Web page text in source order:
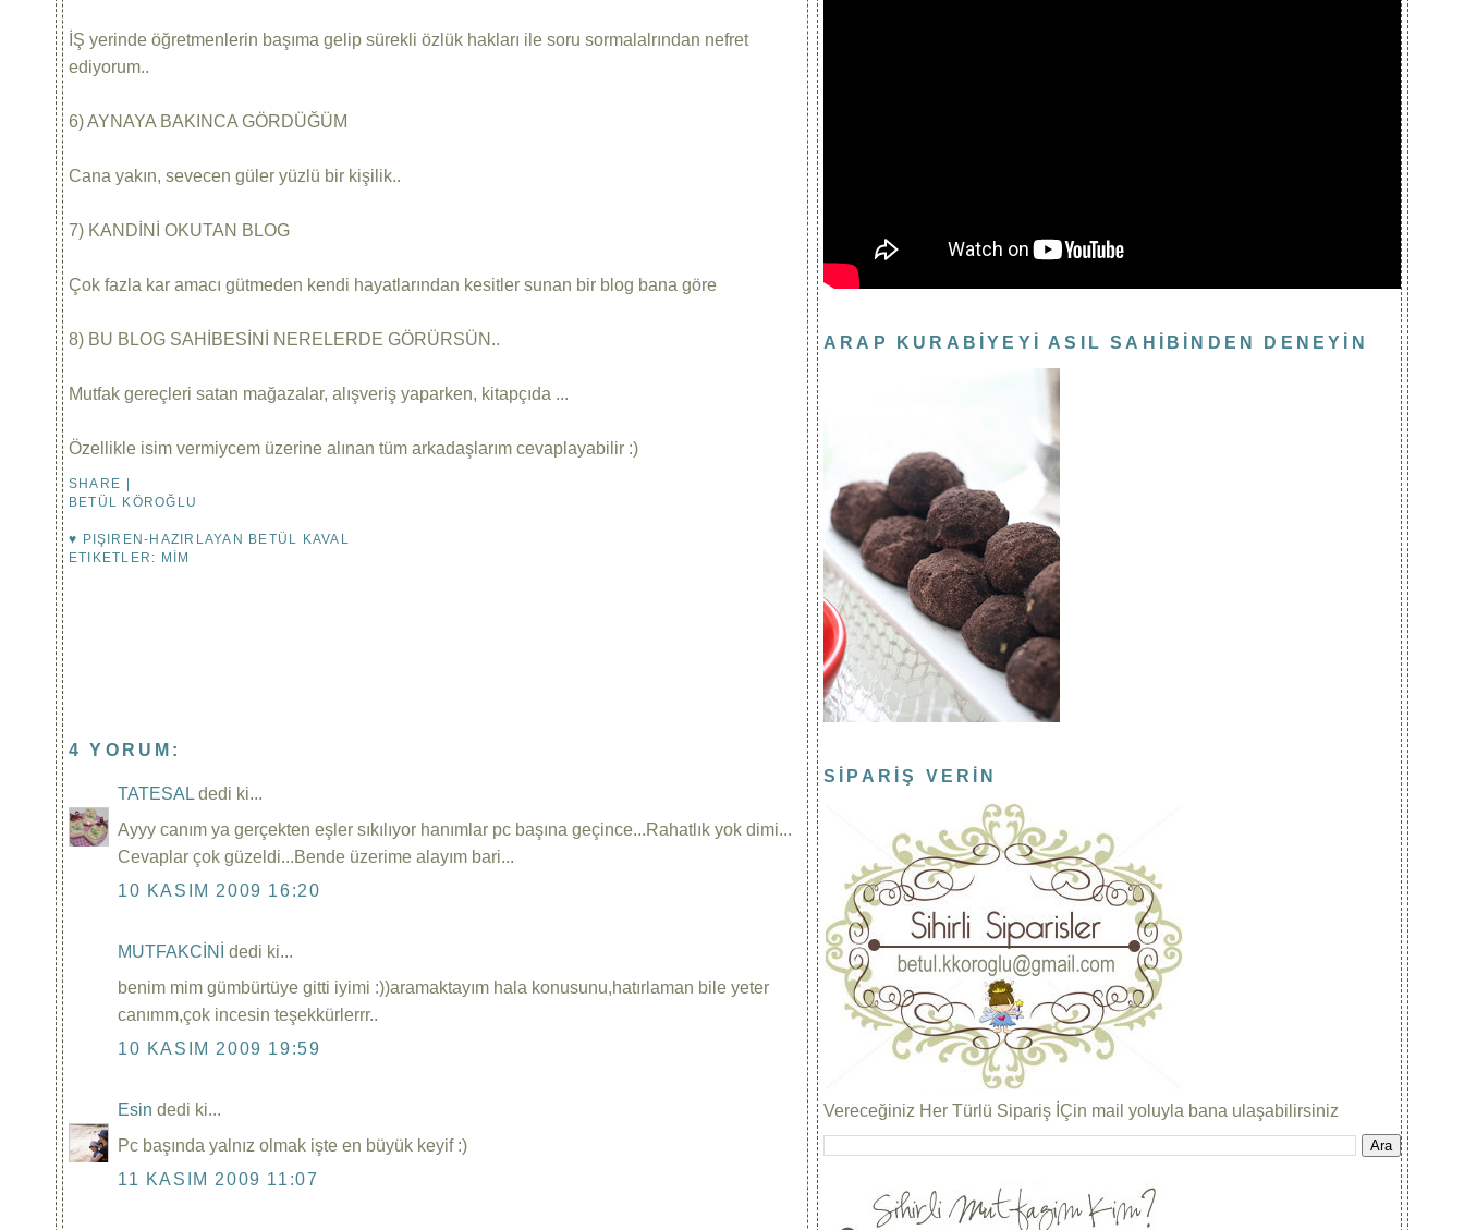
İŞ yerinde öğretmenlerin başıma gelip sürekli özlük hakları ile soru sormalalrından nefret
ediyorum..
6) AYNAYA BAKINCA GÖRDÜĞÜM
Cana yakın, sevecen güler yüzlü bir kişilik..
7) KANDİNİ OKUTAN BLOG
Çok fazla kar amacı gütmeden kendi hayatlarından kesitler sunan bir blog bana göre
8) BU BLOG SAHİBESİNİ NERELERDE GÖRÜRSÜN..
Mutfak gereçleri satan mağazalar, alışveriş yaparken, kitapçıda ...
Özellikle isim vermiycem üzerine alınan tüm arkadaşlarım cevaplayabilir :)
SHARE
BETÜL KÖROĞLU
♥ PIŞIREN-HAZIRLAYAN
BETÜL KAVAL
ETIKETLER: MİM
4 YORUM:
TATESAL dedi ki...
Ayyy canım ya gerçekten eşler sıkılıyor hanımlar pc başına geçince...Rahatlık yok dimi...
Cevaplar çok güzeldi...Bende üzerime alayım bari...
10 KASIM 2009 16:20
MUTFAKCİNİ
dedi ki...
benim mim gümbürtüye gitti iyimi :))aramaktayım hala konusunu,hatırlaman bile yeter
canımm,çok incesin teşekkürlerrr..
10 KASIM 2009 19:59
Esin dedi ki...
Pc başında yalnız olmak işte en büyük keyif :)
11 KASIM 2009 11:07
ARAP KURABİYEYİ ASIL SAHİBİNDEN DENEYİN
SİPARİŞ VERİN
Vereceğiniz Her Türlü Sipariş İÇin mail yoluyla bana ulaşabilirsiniz